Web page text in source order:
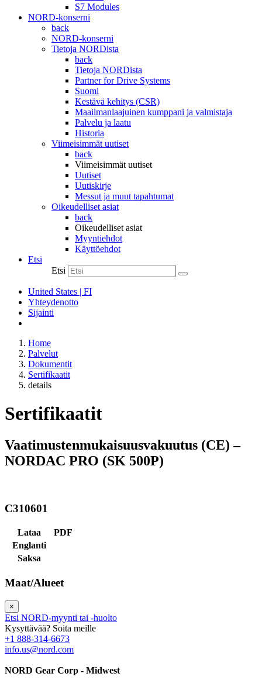
S7 Modules
NORD-konserni
back
NORD-konserni
Tietoja NORDista
back
Tietoja NORDista
Partner for Drive Systems
Suomi
Kestävä kehitys (CSR)
Maailmanlaajuinen kumppani ja valmistaja
Palvelu ja laatu
Historia
Viimeisimmät uutiset
back
Viimeisimmät uutiset
Uutiset
Uutiskirje
Messut ja muut tapahtumat
Oikeudelliset asiat
back
Oikeudelliset asiat
Myyntiehdot
Käyttöehdot
Etsi
Etsi
United States | FI
Yhteydenotto
Sijainti
Home
Palvelut
Dokumentit
Sertifikaatit
details
Sertifikaatit
Vaatimustenmukaisuusvakuutus (CE) –
NORDAC PRO (SK 500P)
C310601
Lataa
PDF
Englanti
Saksa
Maat/Alueet
×
Etsi NORD-myynti tai -huolto
Kysyttävää? Soita meille
+1 888-314-6673
info.us@nord.com
NORD Gear Corp - Midwest